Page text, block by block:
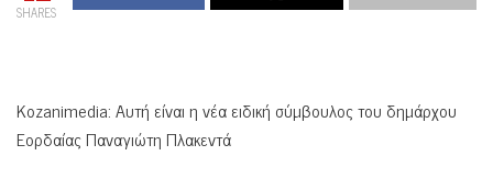
SHARES
Κοzanimedia: Αυτή είναι η νέα ειδική σύμβουλος του δημάρχου
Εορδαίας Παναγιώτη Πλακεντά